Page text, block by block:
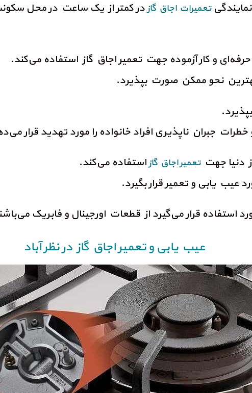
تعمیرات اجاق گازدر کمتر از یک ساعت در محل
و کار آزموده جهت تعمیر اجاق گاز استفاده می‌کند.
نحو ممکن صورت بپذیرد.
جبران ناپذیری افراد خانواده را مورد تهدید قرار
دنیا جهتتعمیر اجاق گازاستفاده می‌کند.
عیب یابی و تعمیر قرار بگیرد.
استفاده قرار می‌گیرد از قطعات اورجینال و فابریک
عیب یابی و تعمیر اجاق گاز در نظر آباد